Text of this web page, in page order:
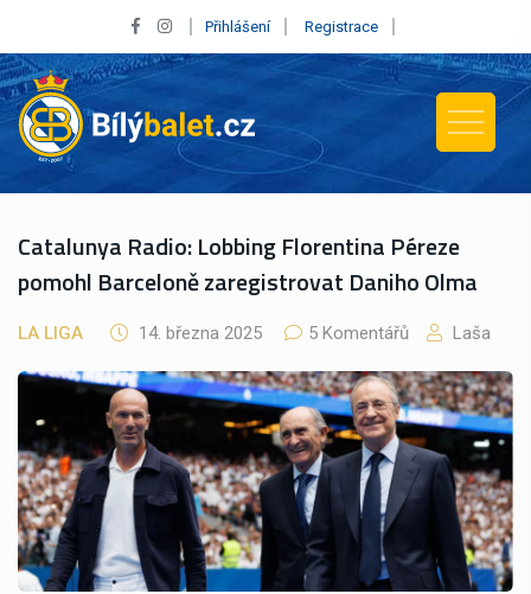
Přihlášení Registrace
Catalunya Radio: Lobbing Florentina Péreze
pomohl Barceloně zaregistrovat Daniho Olma
LA LIGA 14. března 2025 5 Komentářů Laša